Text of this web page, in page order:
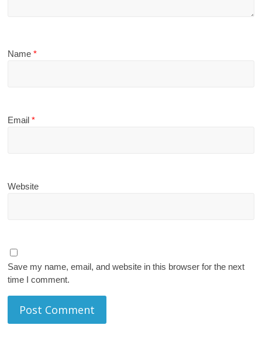
Name*
Email*
Website
Save my name, email, and website in this browser for the next
time I comment.